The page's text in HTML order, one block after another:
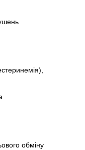
обміну